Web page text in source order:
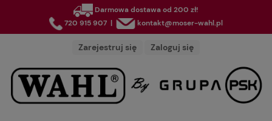
Darmowa dostawa od 200 zł!
720 915 907 | kontakt@moser-wahl.pl
Zarejestruj się Zaloguj się